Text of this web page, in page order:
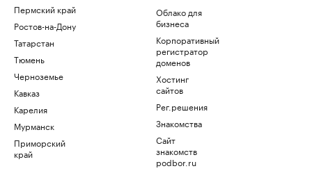
Пермский край
Ростов-на-Дону
Татарстан
Тюмень
Черноземье
Кавказ
Карелия
Мурманск
Приморский
край
Облако для
бизнеса
Корпоративный
регистратор
доменов
Хостинг
сайтов
Рег.решения
Знакомства
Сайт
знакомств
podbor.ru